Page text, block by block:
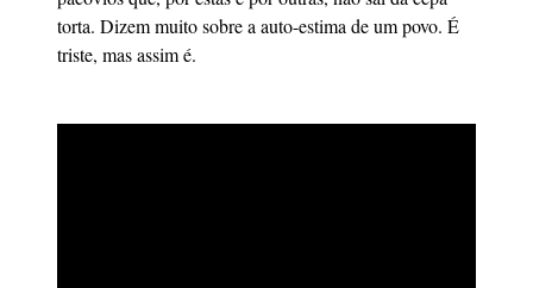
torta. Dizem muito sobre a auto-estima de um povo. É
triste, mas assim é.